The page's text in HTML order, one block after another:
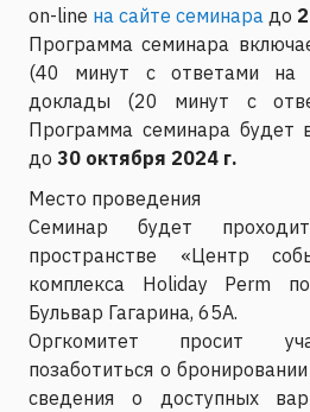
on-line на сайте семинара до
Программа семинара
(40 минут с ответами на
доклады (20 минут с
Программа семинара будет
до 30 октября 2024 г.
Место проведения
Семинар будет
пространстве «Центр
комплекса Holiday Perm
Бульвар Гагарина, 65А.
Оргкомитет просит
позаботиться о
сведения о доступных